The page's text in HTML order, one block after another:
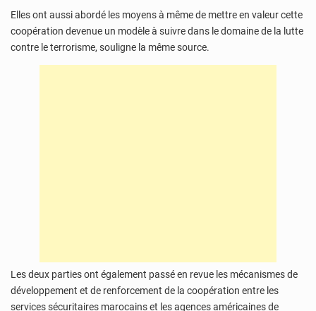
Elles ont aussi abordé les moyens à même de mettre en valeur cette
coopération devenue un modèle à suivre dans le domaine de la lutte
contre le terrorisme, souligne la même source.
Les deux parties ont également passé en revue les mécanismes de
développement et de renforcement de la coopération entre les
services sécuritaires marocains et les agences américaines de